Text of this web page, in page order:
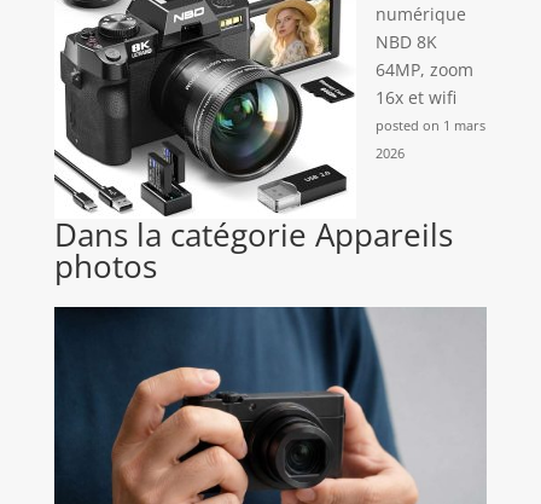
numérique
NBD 8K
64MP, zoom
16x et wifi
posted on 1 mars
2026
Dans la catégorie Appareils
photos